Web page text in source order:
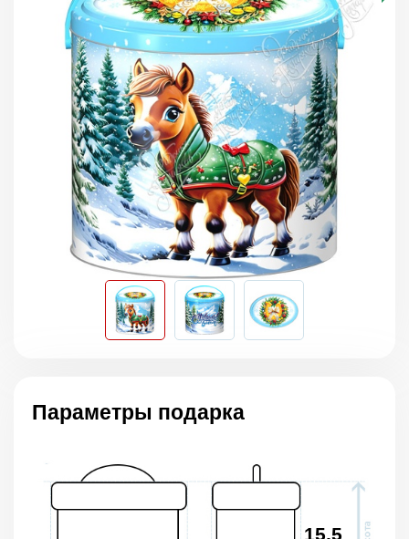
Параметры подарка
15,5